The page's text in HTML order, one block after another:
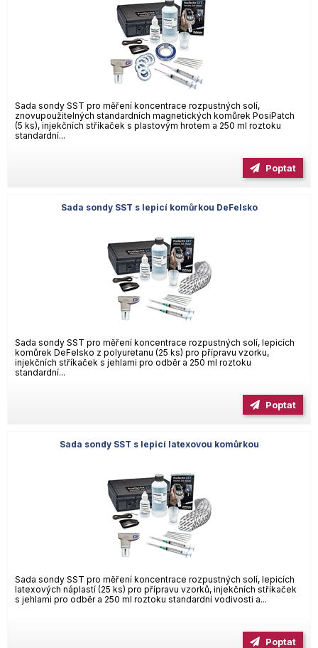
Sada sondy SST pro měření koncentrace rozpustných solí,
znovupoužitelných standardních magnetických komůrek PosiPatch
(5 ks), injekčních stříkaček s plastovým hrotem a 250 ml roztoku
standardní...
Poptat
Sada sondy SST s lepicí komůrkou DeFelsko
Sada sondy SST pro měření koncentrace rozpustných solí, lepicích
komůrek DeFelsko z polyuretanu (25 ks) pro přípravu vzorku,
injekčních stříkaček s jehlami pro odběr a 250 ml roztoku
standardní...
Poptat
Sada sondy SST s lepicí latexovou komůrkou
Sada sondy SST pro měření koncentrace rozpustných solí, lepicích
latexových náplastí (25 ks) pro přípravu vzorků, injekčních stříkaček
s jehlami pro odběr a 250 ml roztoku standardní vodivosti a...
Poptat